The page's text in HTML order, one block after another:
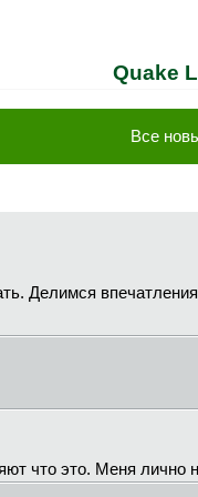
Quake
Все
Делимся
что это. Меня лично